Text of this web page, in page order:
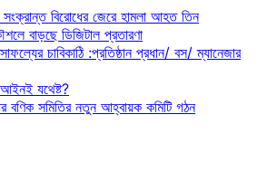
বিরোধের জেরে হামলা আহত তিন
বাড়ছে ডিজিটাল প্রতারণা
চাবিকাঠি :প্রতিষ্ঠান প্রধান/ বস/ ম্যানেজার
আইনই যথেষ্ট?
বণিক সমিতির নতুন আহ্বায়ক কমিটি গঠন